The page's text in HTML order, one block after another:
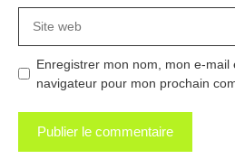
web
Enregistrer mon nom, mon e-mail
navigateur pour mon prochain